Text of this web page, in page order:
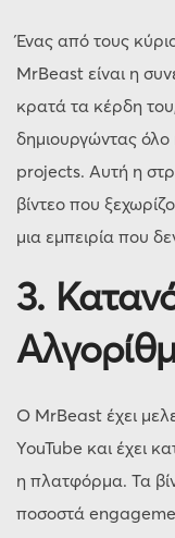
Ένας από τους
MrBeast είναι η
κρατά τα κέρδη
δημιουργώντας όλο
projects. Αυτή η
βίντεο που
μια εμπειρία που
3.
Ο MrBeast έχει
YouTube και έχει
η πλατφόρμα. Τα
ποσοστά